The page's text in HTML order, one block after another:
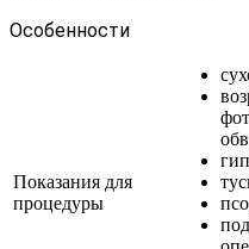
Особенности
Показания для
процедуры